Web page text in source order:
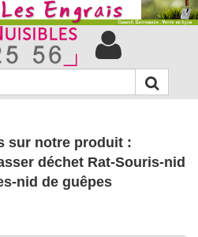
sur notre produit :
déchet Rat-Souris-nid
nid de guêpes